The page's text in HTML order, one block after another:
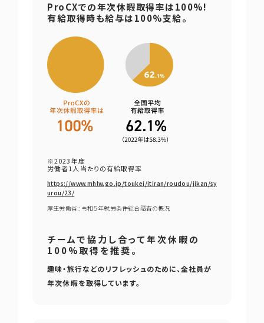
ProCXでの年次休暇取得率は100%!
有給取得時も給与は100%支給。
※2023年度
労働者1人当たりの有給取得率
https://www.mhlw.go.jp/toukei/itiran/roudou/jikan/sy
urou/23/
厚生労働省 : 令和５年就労条件総合調査の概況
チームで協力し合って年次休暇の
100%取得を推奨。
趣味・旅行などのリフレッシュのために、全社員が
年次休暇を取得しています。